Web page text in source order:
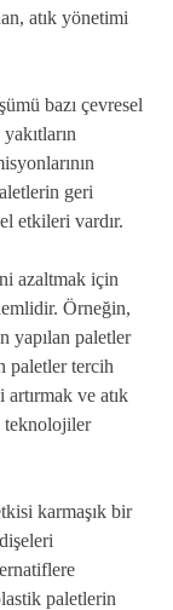
atık yönetimi
bazı çevresel
geri
etkileri vardır.
azaltmak için
Örneğin,
yapılan paletler
paletler tercih
ve atık
teknolojiler
karmaşık bir
paletlerin